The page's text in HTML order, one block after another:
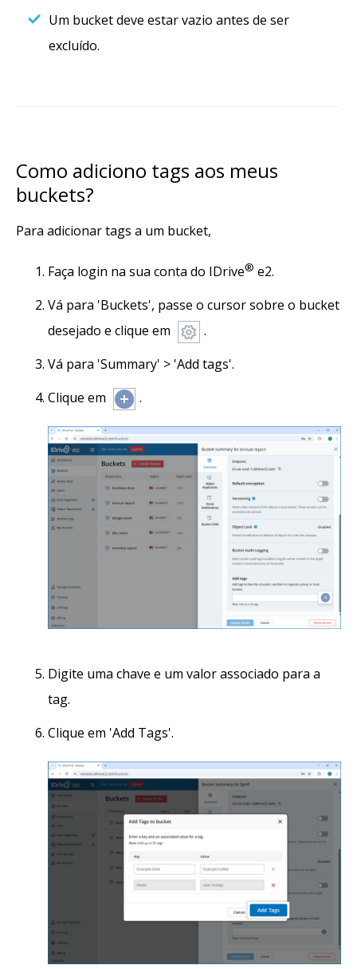
Um bucket deve estar vazio antes de ser
excluído.
Como adiciono tags aos meus
buckets?
Para adicionar tags a um bucket,
Faça login na sua conta do IDrive® e2.
Vá para 'Buckets', passe o cursor sobre o bucket
desejado e clique em
.
Vá para 'Summary' > 'Add tags'.
Clique em
.
Digite uma chave e um valor associado para a
tag.
Clique em 'Add Tags'.